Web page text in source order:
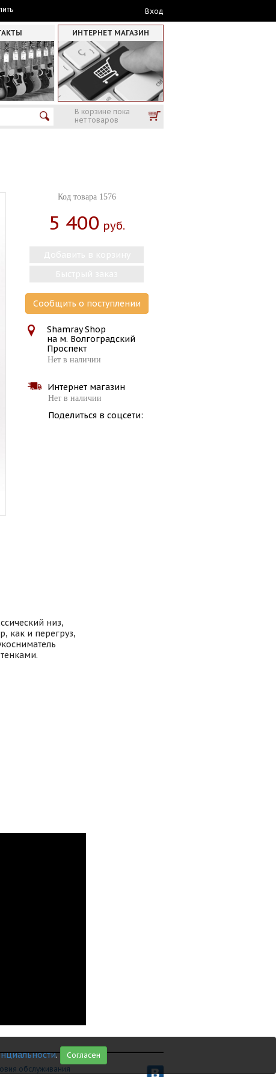
Вход
ИНТЕРНЕТ МАГАЗИН
В корзине пока
нет товаров
Код товара 1576
5 400 Руб.
Сообщить о поступлении
Shamray Shop
на м. Волгоградский
Проспект
Нет в наличии
Интернет магазин
Нет в наличии
Поделиться в соцсети:
низ,
как и перегруз,
обслуживания
. Согласен